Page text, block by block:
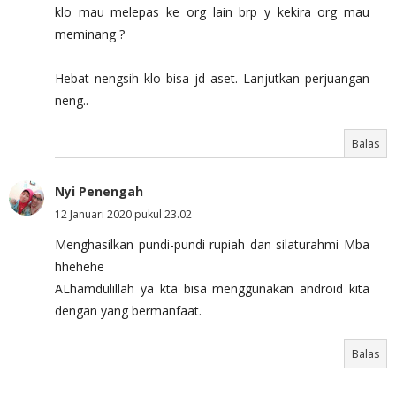
klo mau melepas ke org lain brp y kekira org mau
meminang ?
Hebat nengsih klo bisa jd aset. Lanjutkan perjuangan
neng..
Balas
Nyi Penengah
12 Januari 2020 pukul 23.02
Menghasilkan pundi-pundi rupiah dan silaturahmi Mba
hhehehe
ALhamdulillah ya kta bisa menggunakan android kita
dengan yang bermanfaat.
Balas